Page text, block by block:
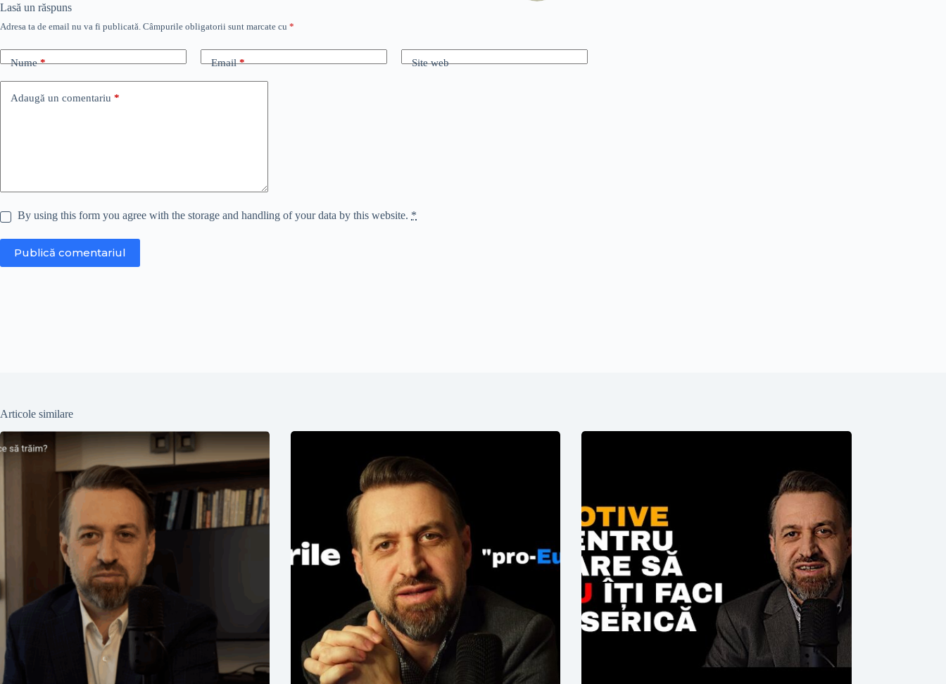
Lasă un răspuns
Adresa ta de email nu va fi publicată. Câmpurile obligatorii sunt marcate cu *
Nume* Email* Site web
Adaugă un comentariu *
By using this form you agree with the storage and handling of your data by this website. *
Publică comentariul
Articole similare